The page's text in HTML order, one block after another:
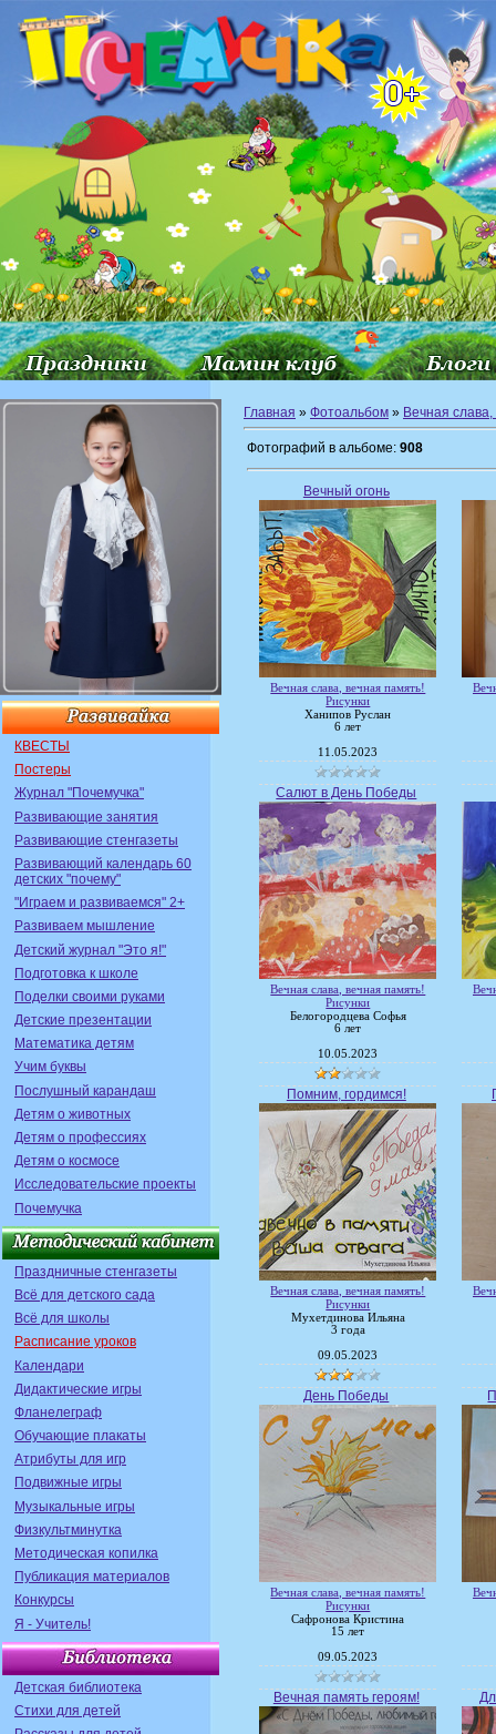
КВЕСТЫ
Постеры
Журнал "Почемучка"
Развивающие занятия
Развивающие стенгазеты
Развивающий календарь 60
детских "почему"
"Играем и развиваемся" 2+
Развиваем мышление
Детский журнал "Это я!"
Подготовка к школе
Поделки своими руками
Детские презентации
Математика детям
Учим буквы
Послушный карандаш
Детям о животных
Детям о профессиях
Детям о космосе
Исследовательские проекты
Почемучка
Праздничные стенгазеты
Всё для детского сада
Всё для школы
Расписание уроков
Календари
Дидактические игры
Фланелеграф
Обучающие плакаты
Атрибуты для игр
Подвижные игры
Музыкальные игры
Физкультминутка
Методическая копилка
Публикация материалов
Конкурсы
Я - Учитель!
Детская библиотека
Стихи для детей
Главная » Фотоальбом » Вечная
Фотографий в альбоме: 908
Вечный огонь
Вечная слава, вечная память!
Рисунки
Ханипов Руслан
6 лет
11.05.2023
Салют в День Победы
Вечная слава, вечная память!
Рисунки
Белогородцева Софья
6 лет
10.05.2023
Помним, гордимся!
Вечная слава, вечная память!
Рисунки
Мухетдинова Ильяна
3 года
09.05.2023
День Победы
Вечная слава, вечная память!
Рисунки
Сафронова Кристина
15 лет
09.05.2023
Вечная память героям!